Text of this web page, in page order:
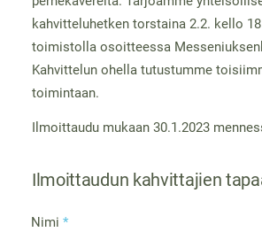
kahvitteluhetken torstaina 2.2. kello
toimistolla osoitteessa
Kahvittelun ohella tutustumme
toimintaan.
Ilmoittaudu mukaan 30.1.2023
Ilmoittaudun kahvittajien
Nimi *